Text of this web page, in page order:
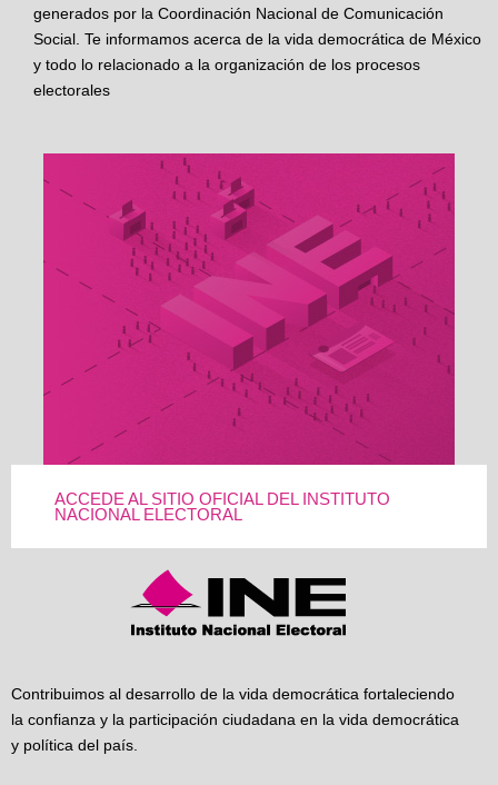
generados por la Coordinación Nacional de Comunicación
Social. Te informamos acerca de la vida democrática de México
y todo lo relacionado a la organización de los procesos
electorales
ACCEDE AL SITIO OFICIAL DEL INSTITUTO
NACIONAL ELECTORAL
Contribuimos al desarrollo de la vida democrática fortaleciendo
la confianza y la participación ciudadana en la vida democrática
y política del país.